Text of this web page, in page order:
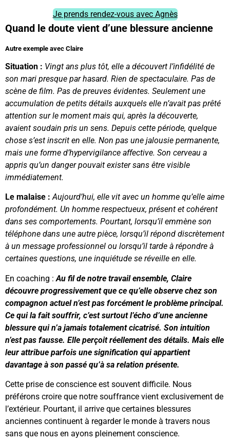
Je prends rendez-vous avec Agnès
Quand le doute vient d’une blessure ancienne
Autre exemple avec Claire
Situation : Vingt ans plus tôt, elle a découvert l’infidélité de
son mari presque par hasard. Rien de spectaculaire. Pas de
scène de film. Pas de preuves évidentes. Seulement une
accumulation de petits détails auxquels elle n’avait pas prêté
attention sur le moment mais qui, après la découverte,
avaient soudain pris un sens. Depuis cette période, quelque
chose s’est inscrit en elle. Non pas une jalousie permanente,
mais une forme d’hypervigilance affective. Son cerveau a
appris qu’un danger pouvait exister sans être visible
immédiatement.
Le malaise :Aujourd’hui, elle vit avec un homme qu’elle aime
profondément. Un homme respectueux, présent et cohérent
dans ses comportements. Pourtant, lorsqu’il emmène son
téléphone dans une autre pièce, lorsqu’il répond discrètement
à un message professionnel ou lorsqu’il tarde à répondre à
certaines questions, une inquiétude se réveille en elle.
En coaching :Au fil de notre travail ensemble, Claire
découvre progressivement que ce qu’elle observe chez son
compagnon actuel n’est pas forcément le problème principal.
Ce qui la fait souffrir, c’est surtout l’écho d’une ancienne
blessure qui n’a jamais totalement cicatrisé. Son intuition
n’est pas fausse. Elle perçoit réellement des détails. Mais elle
leur attribue parfois une signification qui appartient
davantage à son passé qu’à sa relation présente.
Cette prise de conscience est souvent difficile. Nous
préférons croire que notre souffrance vient exclusivement de
l’extérieur. Pourtant, il arrive que certaines blessures
anciennes continuent à regarder le monde à travers nous
sans que nous en ayons pleinement conscience.